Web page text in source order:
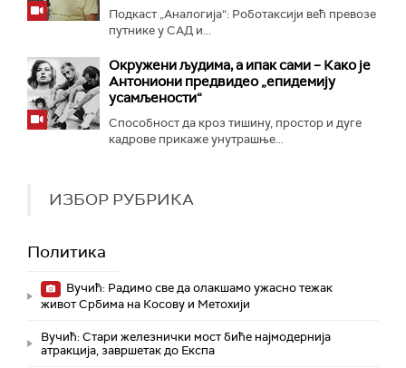
Подкаст „Аналогија“: Роботаксији већ превозе
путнике у САД и...
Окружени људима, а ипак сами – Како је
Антониони предвидео „епидемију
усамљености“
Способност да кроз тишину, простор и дуге
кадрове прикаже унутрашње...
ИЗБОР РУБРИКА
Политика
Вучић: Радимо све да олакшамо ужасно тежак
живот Србима на Косову и Метохији
Вучић: Стари железнички мост биће најмодернија
атракција, завршетак до Експа